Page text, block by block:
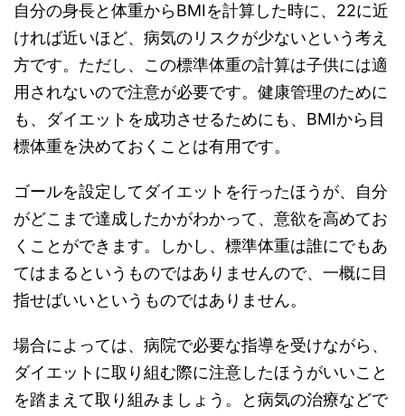
自分の身長と体重からBMIを計算した時に、22に近
ければ近いほど、病気のリスクが少ないという考え
方です。ただし、この標準体重の計算は子供には適
用されないので注意が必要です。健康管理のために
も、ダイエットを成功させるためにも、BMIから目
標体重を決めておくことは有用です。
ゴールを設定してダイエットを行ったほうが、自分
がどこまで達成したかがわかって、意欲を高めてお
くことができます。しかし、標準体重は誰にでもあ
てはまるというものではありませんので、一概に目
指せばいいというものではありません。
場合によっては、病院で必要な指導を受けながら、
ダイエットに取り組む際に注意したほうがいいこと
を踏まえて取り組みましょう。と病気の治療などで